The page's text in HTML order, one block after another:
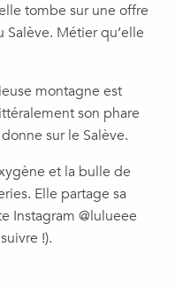
tombe sur une offre
Métier qu’elle
montagne est
son phare
sur le Salève.
et la bulle de
Elle partage sa
Instagram @lulueee
!).